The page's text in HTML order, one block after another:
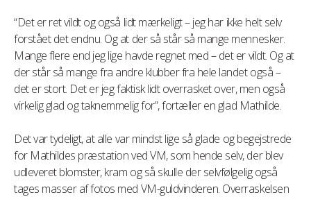
“Det er ret vildt og også lidt mærkeligt – jeg har ikke helt selv
forstået det endnu. Og at der så står så mange mennesker.
Mange flere end jeg lige havde regnet med – det er vildt. Og at
der står så mange fra andre klubber fra hele landet også –
det er stort. Det er jeg faktisk lidt overrasket over, men også
virkelig glad og taknemmelig for”, fortæller en glad Mathilde.
Det var tydeligt, at alle var mindst lige så glade og begejstrede
for Mathildes præstation ved VM, som hende selv, der blev
udleveret blomster, kram og så skulle der selvfølgelig også
tages masser af fotos med VM-guldvinderen. Overraskelsen